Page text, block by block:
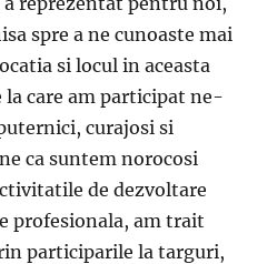
spre a ne cunoaste mai
si locul in aceasta
care am participat ne-
curajosi si
ca suntem norocosi
de dezvoltare
profesionala, am trait
participarile la targuri,